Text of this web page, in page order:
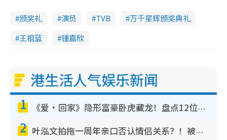
颁奖礼 演员 TVB
万千星辉颁奖典礼
王祖蓝
锺嘉欣
港生活人气娱乐新闻
1 《爱·回家》隐形富豪卧虎藏龙！盘点12位财气逼人的有钱艺人：这位美女3亿身家不愁做
2 叶泓文拍拖一周年亲口否认情侣关系？！被质疑感情造假竟称GM“普通同事”